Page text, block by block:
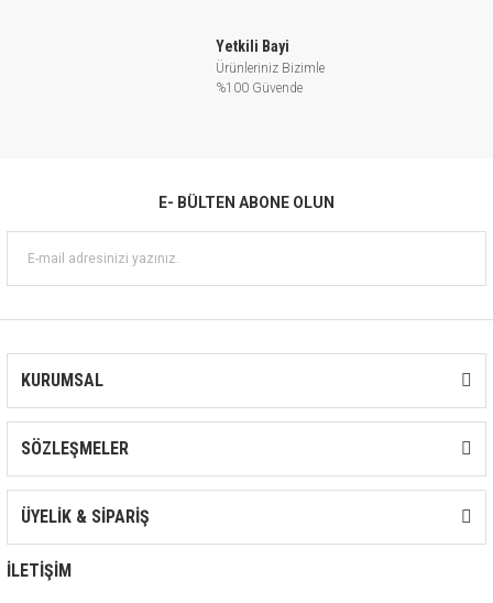
Yetkili Bayi
Ürünleriniz Bizimle
%100 Güvende
E- BÜLTEN ABONE OLUN
KURUMSAL
SÖZLEŞMELER
ÜYELİK & SİPARİŞ
İLETİŞİM